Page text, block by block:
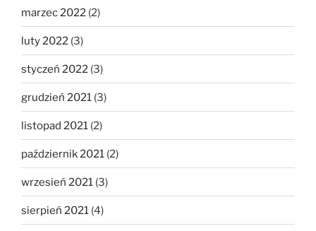
marzec 2022 (2)
luty 2022 (3)
styczeń 2022 (3)
grudzień 2021 (3)
listopad 2021 (2)
październik 2021 (2)
wrzesień 2021 (3)
sierpień 2021 (4)